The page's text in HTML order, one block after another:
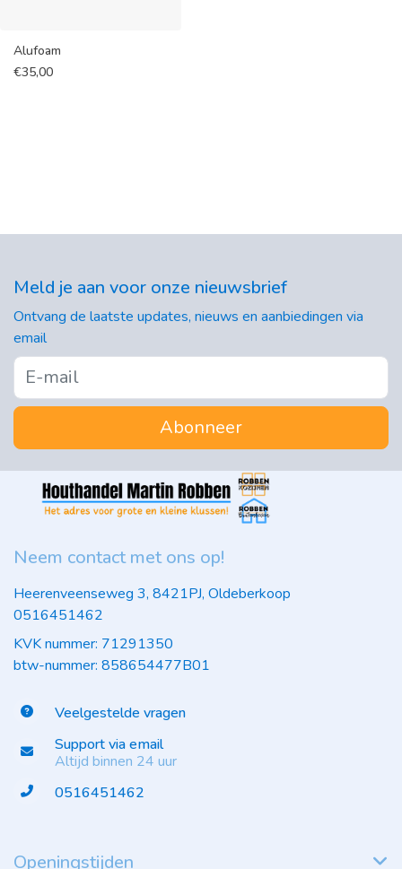
Alufoam
€35,00
Meld je aan voor onze nieuwsbrief
Ontvang de laatste updates, nieuws en aanbiedingen via
email
Abonneer
Neem contact met ons op!
Heerenveenseweg 3, 8421PJ, Oldeberkoop
0516451462
KVK nummer: 71291350
btw-nummer: 858654477B01
Veelgestelde vragen
Support via email
Altijd binnen 24 uur
0516451462
Openingstijden